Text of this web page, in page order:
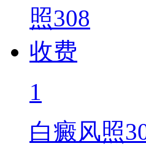
1
白癜风照